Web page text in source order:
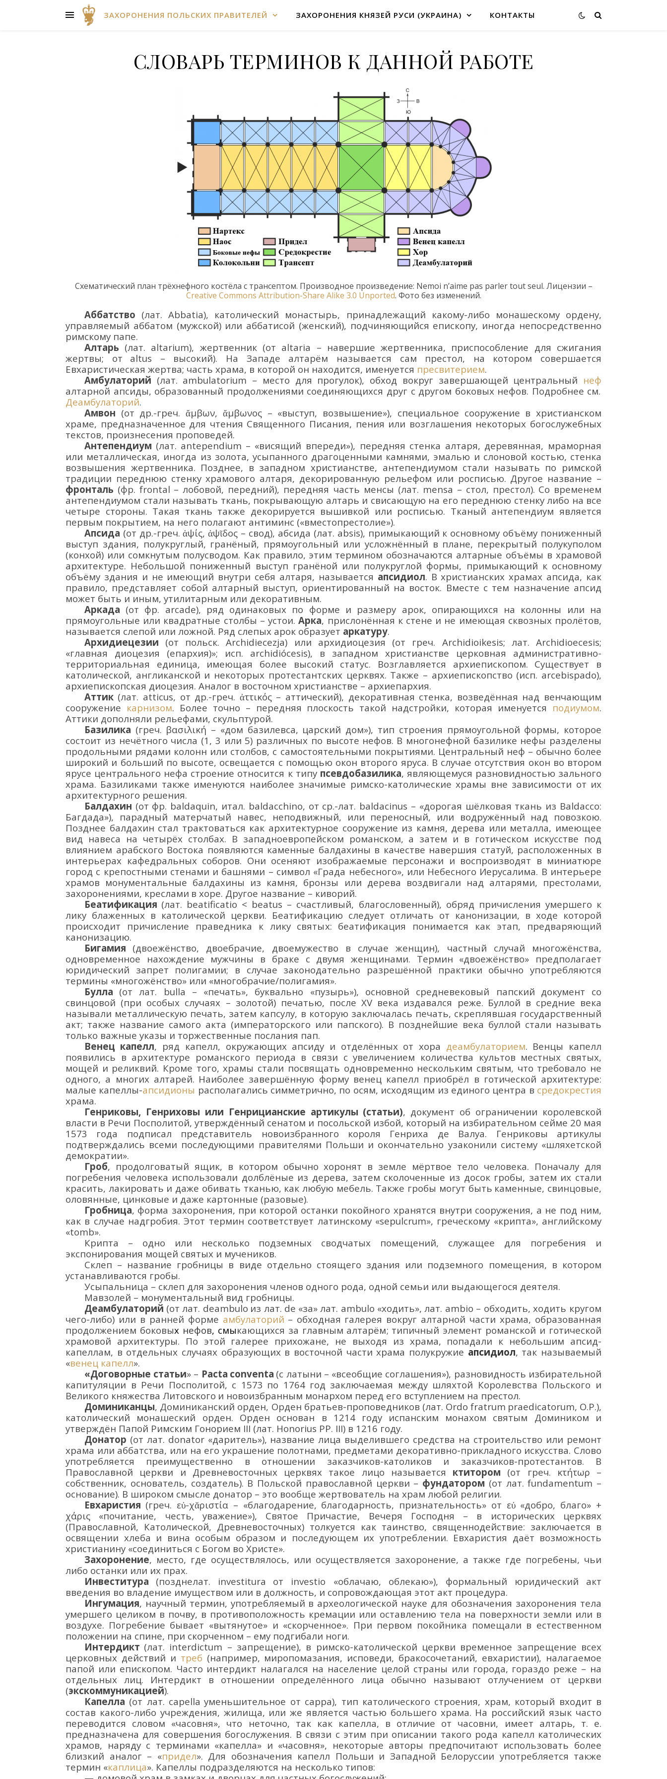
ЗАХОРОНЕНИЯ ПОЛЬСКИХ ПРАВИТЕЛЕЙ ЗАХОРОНЕНИЯ КНЯЗЕЙ РУСИ (УКРАИНА) КОНТАКТЫ
СЛОВАРЬ ТЕРМИНОВ К ДАННОЙ РАБОТЕ
Схематический план трёхнефного костёла с трансептом. Производное произведение: Nemoi n’aime pas parler tout seul. Лицензии –
Creative Commons Attribution-Share Alike 3.0 Unported. Фото без изменений.
Аббатство (лат.Abbatia), католический монастырь, принадлежащий какому-либо монашескому ордену,
управляемый аббатом (мужской) или аббатисой (женский), подчиняющийся епископу, иногда непосредственно
римскому папе.
Алтарь (лат. altarium), жертвенник (от altaria – навершие жертвенника, приспособление для сжигания
жертвы; от
altus – высокий). На Западе алтарём называется сам престол, на котором совершается
Евхаристическая жертва; часть храма, в которой он находится, именуется пресвитерием.
Амбулаторий (лат. ambulatorium – место для прогулок), обход вокруг завершающей центральный неф
алтарной апсиды, образованный продолжениями соединяющихся друг с другом боковых нефов. Подробнее см.
Деамбулаторий.
Амвон (от др.-греч.ἄμβων, ἄμβωνος– «выступ, возвышение»), специальное сооружение в христианском
храме, предназначенное для чтения Священного Писания, пения или возглашения некоторых богослужебных
текстов, произнесения проповедей.
Антепендиум (лат. аntependium – «висящий впереди»), передняя стенка алтаря, деревянная, мраморная
или металлическая, иногда из золота, усыпанного драгоценными камнями, эмалью и слоновой костью, стенка
возвышения жертвенника. Позднее, в западном христианстве, антепендиумом стали называть по римской
традиции переднюю стенкухрамового алтаря, декорированную рельефом или росписью. Другое название –
фронталь (фр.frontal –лобовой, передний), передняя часть менсы (лат. mensa – стол, престол). Со временем
антепендиумом стали называть ткань, покрывающую алтарь и свисающую на его переднюю стенку либо на все
четыре стороны. Такая ткань также декорируется вышивкой или росписью. Тканый антепендиум является
первым покрытием, на него полагают антиминс («вместопрестолие»).
Апсида (от др.-греч. ἁψίς, ἁψῖδος – свод), абсида (лат. absis), примыкающий к основному объёму пониженный
выступ здания, полукруглый, гранёный, прямоугольный или усложнённый в плане, перекрытый полукуполом
(конхой) или сомкнутым полусводом. Как правило, этим термином обозначаются алтарные объёмы в храмовой
архитектуре. Небольшой пониженный выступ гранёной или полукруглой формы, примыкающий к основному
объёму здания и не имеющий внутри себя алтаря, называется апсидиол. В христианских храмах апсида, как
правило, представляет собой алтарный выступ, ориентированный на восток. Вместе с тем назначение апсид
может быть и иным, утилитарным или декоративным.
Аркада (от фр. arcade), ряд одинаковых по форме и размеру арок, опирающихся на колонны или на
прямоугольные или квадратные столбы – устои.Арка, прислонённая к стене и не имеющая сквозных пролётов,
называется слепой или ложной. Ряд слепых арок образует аркатуру.
Архидиецезии (от польск. Archidiecezja) или архидиоцезия (от греч. Archidioikesis; лат. Archidioecesis;
«главная диоцезия (епархия)»; исп. archidiócesis), в западном христианстве церковная административно-
территориальная единица, имеющая более высокий статус. Возглавляется архиепископом. Существует в
католической, англиканской и некоторых протестантских церквях. Также – архиепископство (исп. arcebispado),
архиепископская диоцезия. Аналог в восточном христианстве – архиепархия.
Аттик(лат. atticus, от др.-греч. ἀττικός – аттический), декоративная стенка, возведённая над венчающим
сооружение карнизом. Более точно – передняя плоскость такой надстройки, которая именуется подиумом.
Аттики дополняли рельефами, скульптурой.
Базилика (греч. βασιλική – «дом базилевса, царский дом»), тип строения прямоугольной формы, которое
состоит из нечётного числа (1, 3 или 5) различных по высоте нефов. В многонефной базилике нефы разделены
продольными рядами колонн или столбов, с самостоятельными покрытиями. Центральный неф – обычно более
широкий и больший по высоте, освещается с помощью окон второго яруса. В случае отсутствия окон во втором
ярусе центрального нефа строение относится к типу псевдобазилика, являющемуся разновидностью зального
храма. Базиликами также именуются наиболее значимые римско-католические храмы вне зависимости от их
архитектурного решения.
Балдахин (от фр. baldaquin, итал. baldacchino, от ср.-лат. baldacinus – «дорогая шёлковая ткань из Baldacco:
Багдада»), парадный матерчатый навес, неподвижный, или переносный, или водружённый над повозкою.
Позднее балдахин стал трактоваться как архитектурное сооружение из камня, дерева или металла, имеющее
вид навеса на четырёх столбах. В западноевропейском романском, а затем и в готическом искусстве под
влиянием арабского Востока появляются каменные балдахины в качестве навершия статуй, расположенных в
интерьерах кафедральных соборов. Они осеняют изображаемые персонажи и воспроизводят в миниатюре
город с крепостными стенами и башнями – символ «Града небесного», или Небесного Иерусалима. В интерьере
храмов монументальные балдахины из камня, бронзы или дерева воздвигали над алтарями, престолами,
захоронениями, креслами в хоре. Другое название – киворий.
Беатификация (лат. beatificatio < beatus – счастливый, благословенный), обряд причисления умершего к
лику блаженных в католической церкви. Беатификацию следует отличать от канонизации, в ходе которой
происходит причисление праведника к лику святых: беатификация понимается как этап, предваряющий
канонизацию.
Бигамия (двоежёнство, двоебрачие, двоемужество в случае женщин), частный случай многожёнства,
одновременное нахождение мужчины в браке с двумя женщинами. Термин «двоежёнство» предполагает
юридический запрет полигамии; в случае законодательно разрешённой практики обычно употребляются
термины «многожёнство» или «многобрачие/полигамия».
Булла (от лат. bulla – «печать», буквально «пузырь»), основной средневековый папский документ со
свинцовой (при особых случаях – золотой) печатью, после XV века издавался реже. Буллой в средние века
называли металлическую печать, затем капсулу, в которую заключалась печать, скреплявшая государственный
акт; также название самого акта (императорского или папского). В позднейшие века буллой стали называть
только важные указы и торжественные послания пап.
Венец капелл, ряд капелл, окружающих апсиду и отделённых от хора деамбулаторием. Венцы капелл
появились в архитектуре романского периода в связи с увеличением количества культов местных святых,
мощей и реликвий. Кроме того, храмы стали посвящать одновременно нескольким святым, что требовало не
одного, а многих алтарей. Наиболее завершённую форму венец капелл приобрёл в готической архитектуре:
малые капеллы-апсидионы располагались симметрично, по осям, исходящим из единого центра в средокрестия
храма.
Генриковы, Генриховы или Генрицианские артикулы (статьи), документ об ограничении королевской
власти в Речи Посполитой, утверждённый сенатом и посольской избой, который на избирательном сейме 20 мая
1573 года подписал представитель новоизбранного короля Генриха де Валуа. Генриковы артикулы
подтверждались всеми последующими правителями Польши и окончательно узаконили систему «шляхетской
демократии».
Гроб, продолговатый ящик, в котором обычно хоронят в земле мёртвое тело человека. Поначалу для
погребения человека использовали долблёные из дерева, затем сколоченные из досок гробы, затем их стали
красить, лакировать и даже обивать тканью, как любую мебель. Также гробы могут быть каменные, свинцовые,
оловянные, цинковые и даже картонные (разовые).
Гробница, форма захоронения, при которой останки покойного хранятся внутри сооружения, а не под ним,
как в случае надгробия. Этот термин соответствует латинскому «sepulcrum», греческому «крипта», английскому
«tomb».
Крипта – одно или несколько подземных сводчатых помещений, служащее для погребения и
экспонирования мощей святых и мучеников.
Склеп – название гробницы в виде отдельно стоящего здания или подземного помещения, в котором
устанавливаются гробы.
Усыпальница – склеп для захоронения членов одного рода, одной семьи или выдающегося деятеля.
Мавзолей – монументальный вид гробницы.
Деамбулаторий (от лат. deambulo из лат. de «за» лат. ambulo «ходить», лат. ambio – обходить, ходить кругом
чего-либо) или в ранней форме амбулаторий – обходная галерея вокруг алтарной части храма, образованная
продолжением боковых нефов, смыкающихся за главным алтарём; типичный элемент романской и готической
храмовой архитектуры. По этой галерее прихожане, не выходя из храма, попадали к небольшим апсид-
капеллам, в отдельных случаях образующих в восточной части храма полукружие апсидиол, так называемый
«венец капелл».
«Договорные статьи» – Pacta conventa (с латыни – «всеобщие соглашения»), разновидность избирательной
капитуляции в Речи Посполитой, с 1573 по 1764 год заключаемая между шляхтой Королевства Польского и
Великого княжества Литовского и новоизбранным монархом перед его вступлением на престол.
Доминиканцы, Доминиканский орден, Орден братьев-проповедников (лат. Ordo fratrum praedicatorum, O.P.),
католический монашеский орден. Орден основан в 1214 году испанским монахом святым Домиником и
утверждён Папой Римским Гонорием III (лат. Honorius PP. III) в 1216 году.
Донатор (от лат. donator «даритель»), название лица выделившего средства на строительство или ремонт
храма или аббатства, или на его украшение полотнами, предметами декоративно-прикладного искусства. Слово
употребляется преимущественно в отношении заказчиков-католиков и заказчиков-протестантов. В
Православной церкви и Древневосточных церквях такое лицо называется ктитором (от греч. κτήτωρ –
собственник, основатель, создатель). В Польской православной церкви – фундатором (от лат. fundamentum –
основание). В широком смысле донатор – это вообще жертвователь на храм любой религии.
Евхаристия (греч. εὐ-χᾰριστία– «благодарение, благодарность, признательность» от εὐ «добро, благо» +
χάρις «почитание, честь, уважение»), Святое Причастие, Вечеря Господня – в исторических церквях
(Православной, Католической, Древневосточных) толкуется как таинство, священнодействие: заключается в
освящении хлеба и вина особым образом и последующем их употреблении. Евхаристия даёт возможность
христианину «соединиться с Богом во Христе».
Захоронение, место, где осуществлялось, или осуществляется захоронение, а также где погребены, чьи
либо останки или их прах.
Инвеститура
(позднелат. investitura от investio «облачаю, облекаю»), формальный юридический акт
введения во владение имуществом или в должность, и сопровождающая этот акт процедура.
Ингумация, научный термин, употребляемый в археологической науке для обозначения захоронения тела
умершего целиком в почву, в противоположность кремации или оставлению тела на поверхности земли или в
воздухе. Погребение бывает «вытянутое» и «скорченное». При первом покойника помещали в естественном
положении на спине, при скорченном – ему подгибали ноги.
Интердикт (лат. interdictum – запрещение), в римско-католической церкви временное запрещение всех
церковных действий и треб (например, миропомазания, исповеди, бракосочетаний, евхаристии), налагаемое
папой или епископом. Часто интердикт налагался на население целой страны или города, гораздо реже – на
отдельных лиц. Интердикт в отношении определённого лица обычно называют отлучением от церкви
(экскоммуникацией).
Капелла (от лат. capella уменьшительное от cappa), тип католического строения, храм, который входит в
состав какого-либо учреждения, жилища, или же является частью большего храма. На российскийязык часто
переводится словом «часовня», что неточно, так как капелла, в отличие от часовни, имеет алтарь, т. е.
предназначена для совершения богослужения. В связи с этим при описании такого рода капелл католических
храмов, наряду с терминами «капелла» и «часовня», некоторые авторы предпочитают использовать более
близкий аналог – «придел». Для обозначения капелл Польши и Западной Белоруссии употребляется также
термин «каплица». Капеллы подразделяются на несколько типов: